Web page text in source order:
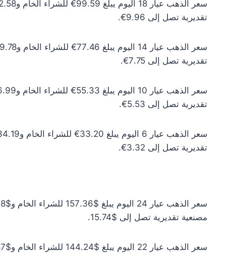
تقديرية تصل إلى 9.96€.
تقديرية تصل إلى 7.75€.
تقديرية تصل إلى 5.53€.
تقديرية تصل إلى 3.32€.
مصنعية تقديرية تصل إلى $15.74.